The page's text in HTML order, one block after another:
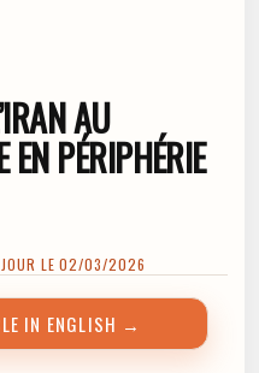
AU
EN PÉRIPHÉRIE
LE 02/03/2026
IN ENGLISH →